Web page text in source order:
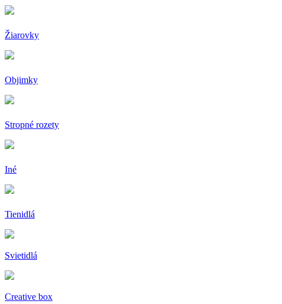
Žiarovky
Objimky
Stropné rozety
Iné
Tienidlá
Svietidlá
Creative box